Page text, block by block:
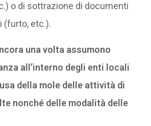
o di sottrazione di documenti
(furto, etc.).
una volta assumono
all’interno degli enti locali
della mole delle attività di
nonché delle modalità delle